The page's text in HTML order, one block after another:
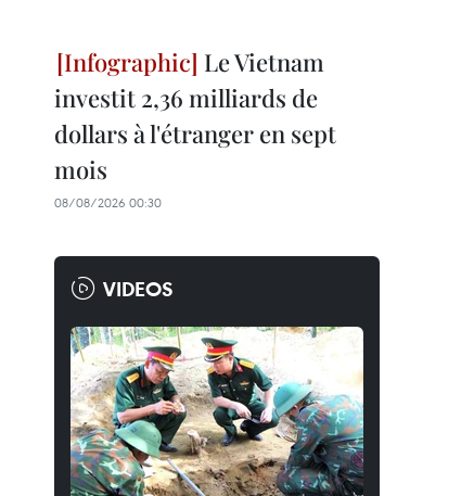
Le Vietnam
investit 2,36 milliards de
dollars à l'étranger en sept
mois
08/08/2026 00:30
VIDEOS